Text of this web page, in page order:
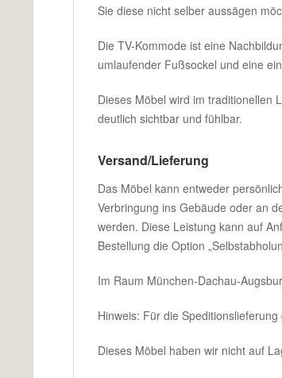
Sie diese nicht selber aussägen
Die TV-Kommode ist eine
umlaufender Fußsockel und eine
Dieses Möbel wird im traditionellen
deutlich sichtbar und fühlbar.
Versand/Lieferung
Das Möbel kann entweder
Verbringung ins Gebäude oder an
werden. Diese Leistung kann auf
Bestellung die Option
Im Raum München-Dachau-
Hinweis: Für die
Dieses Möbel haben wir nicht auf